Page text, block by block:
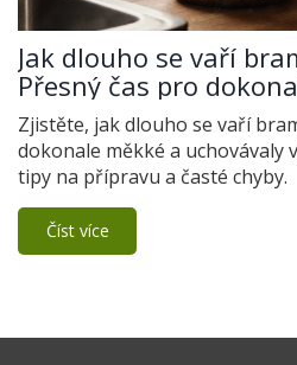
Jak dlouho se vaří
Přesný čas pro
brambory
Zjistěte, jak dlouho se vaří
dokonale měkké a uchovávaly
tipy na přípravu a časté chyby.
Číst více